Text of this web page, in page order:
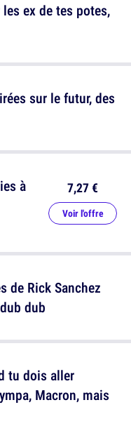
sur le futur, des
de Rick Sanchez
dub
ex de tes potes,
à
7,27 €
Voir l'offre
tu dois aller
Macron, mais